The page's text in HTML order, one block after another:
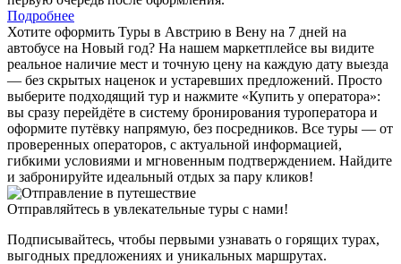
Подробнее
Хотите оформить Туры в Австрию в Вену на 7 дней на
автобусе на Новый год? На нашем маркетплейсе вы видите
реальное наличие мест и точную цену на каждую дату выезда
— без скрытых наценок и устаревших предложений. Просто
выберите подходящий тур и нажмите «Купить у оператора»:
вы сразу перейдёте в систему бронирования туроператора и
оформите путёвку напрямую, без посредников. Все туры — от
проверенных операторов, с актуальной информацией,
гибкими условиями и мгновенным подтверждением. Найдите
и забронируйте идеальный отдых за пару кликов!
Отправляйтесь в увлекательные туры с нами!
Подписывайтесь, чтобы первыми узнавать о горящих турах,
выгодных предложениях и уникальных маршрутах.